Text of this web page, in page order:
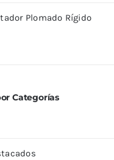
Plomado Rígido
Categorías